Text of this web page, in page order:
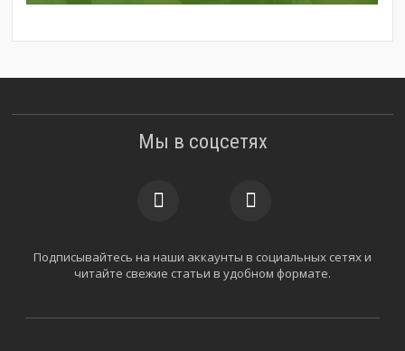
Мы в соцсетях
Подписывайтесь на наши аккаунты в социальных сетях и
читайте свежие статьи в удобном формате.